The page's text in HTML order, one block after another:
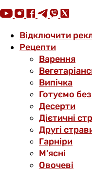
Відключити
Рецепти
Варення
Випічка
Готуємо
Десерти
Дієтичні
Другі
Гарніри
М’ясні
Овочеві